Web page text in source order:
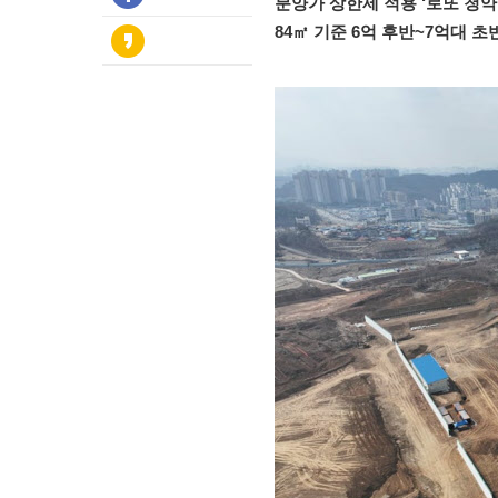
84㎡ 기준 6억 후반~7억대 초